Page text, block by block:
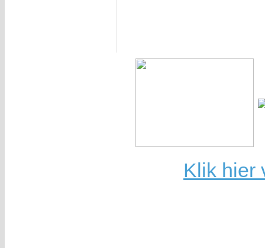
Klik hier